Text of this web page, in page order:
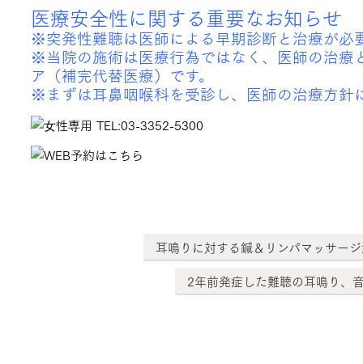
医療安全性に関する重要なお知らせ
※突発性難聴は医師による早期診断と治療が必
※当院の施術は医療行為ではなく、医師の治療
ア（補完代替医療）です。
※まずは耳鼻咽喉科を受診し、医師の治療方針
耳鳴りに対する鍼＆リンパマッサー
2年前発症した難聴の耳鳴り、